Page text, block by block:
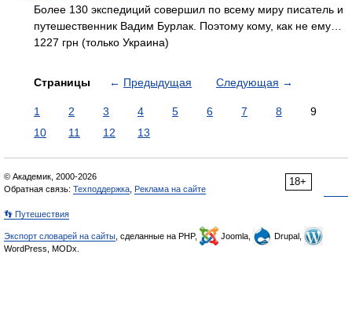
Более 130 экспедиций совершил по всему миру писатель и
путешественник Вадим Бурлак. Поэтому кому, как не ему…
1227 грн (только Украина)
Страницы ← Предыдущая Следующая →
1 2 3 4 5 6 7 8
9
10
11 12 13
18+
© Академик, 2000-2026
Обратная связь: Техподдержка Реклама на сайте
👣 Путешествия
Экспорт словарей на сайты , сделанные на PHP, Joomla,
Drupal,
WordPress, MODx.